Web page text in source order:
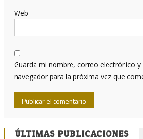
Web
Guarda mi nombre, correo electrónico y
navegador para la próxima vez que
ÚLTIMAS PUBLICACIONES